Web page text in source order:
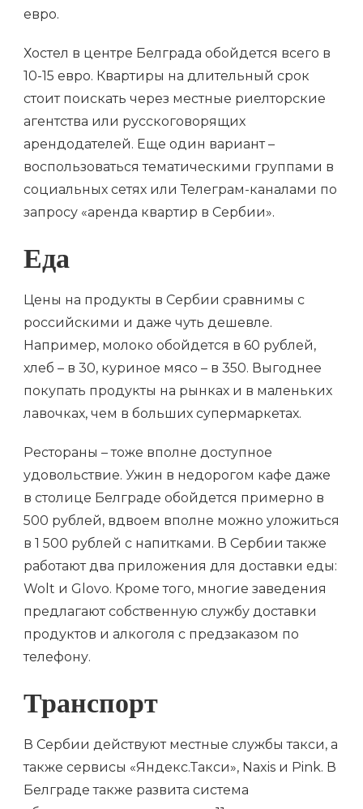
евро.
Хостел в центре Белграда обойдется всего в
10-15 евро. Квартиры на длительный срок
стоит поискать через местные риелторские
агентства или русскоговорящих
арендодателей. Еще один вариант –
воспользоваться тематическими группами в
социальных сетях или Телеграм-каналами по
запросу «аренда квартир в Сербии».
Еда
Цены на продукты в Сербии сравнимы с
российскими и даже чуть дешевле.
Например, молоко обойдется в 60 рублей,
хлеб – в 30, куриное мясо – в 350. Выгоднее
покупать продукты на рынках и в маленьких
лавочках, чем в больших супермаркетах.
Рестораны – тоже вполне доступное
удовольствие. Ужин в недорогом кафе даже
в столице Белграде обойдется примерно в
500 рублей, вдвоем вполне можно уложиться
в 1 500 рублей с напитками. В Сербии также
работают два приложения для доставки еды:
Wolt и Glovo. Кроме того, многие заведения
предлагают собственную службу доставки
продуктов и алкоголя с предзаказом по
телефону.
Транспорт
В Сербии действуют местные службы такси, а
также сервисы «Яндекс.Такси», Naxis и Pink. В
Белграде также развита система